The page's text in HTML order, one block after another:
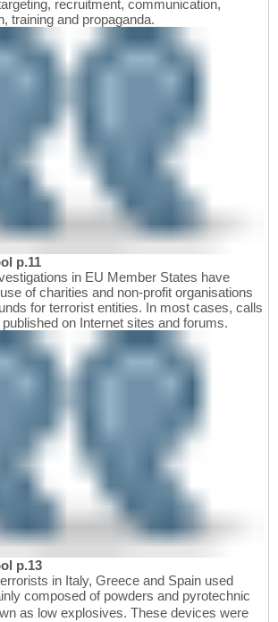
recruitment, communication,
training and propaganda.
p.11
in EU Member States have
of charities and non-profit organisations
for terrorist entities. In most cases, calls
on Internet sites and forums.
p.13
in Italy, Greece and Spain used
composed of powders and pyrotechnic
as low explosives. These devices were